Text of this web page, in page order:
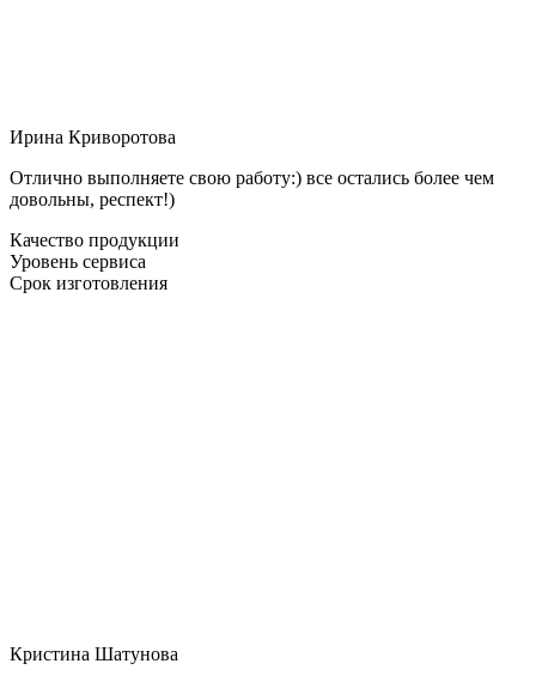
Ирина Криворотова
Отлично выполняете свою работу:) все остались более чем
довольны, респект!)
Качество продукции
Уровень сервиса
Срок изготовления
Кристина Шатунова